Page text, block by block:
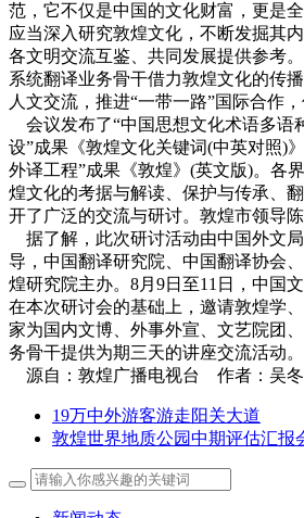
范，它不仅是中国的文化财富，更是
应当深入研究敦煌文化，不断发掘其
各文明交流互鉴、共同发展提供参考
系统翻译业务骨干借力敦煌文化的传
人文交流，推进“一带一路”国际合作
会议发布了“中国思想文化术语多语
设”成果《敦煌文化关键词(中英对照)
外译工程”成果《敦煌》(英文版)。各
煌文化的考据与解读、保护与传承、
开了广泛的交流与研讨。敦煌市领导
据了解，此次研讨活动由中国外文
导，中国翻译研究院、中国翻译协会
煌研究院主办。8月9日至11日，中国
在本次研讨会的基础上，邀请敦煌学
家为国内文博、外事外宣、文艺院团
务骨干提供为期三天的讲座交流活动。
源自：敦煌广播电视台 作者：吴
19万中外游客游走阳关大道
敦煌世界地质公园中期评估汇报